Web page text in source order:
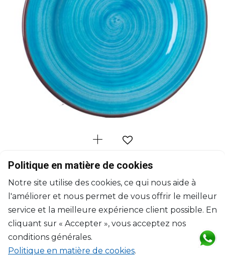
MARIO LUCA GIUSTI
Assiette à dîner turquoise
D: 27cm
$41
Politique en matière de cookies
Notre site utilise des cookies, ce qui nous aide à
l'améliorer et nous permet de vous offrir le meilleur
service et la meilleure expérience client possible. En
cliquant sur « Accepter », vous acceptez nos
conditions générales.
Politique en matière de cookies.